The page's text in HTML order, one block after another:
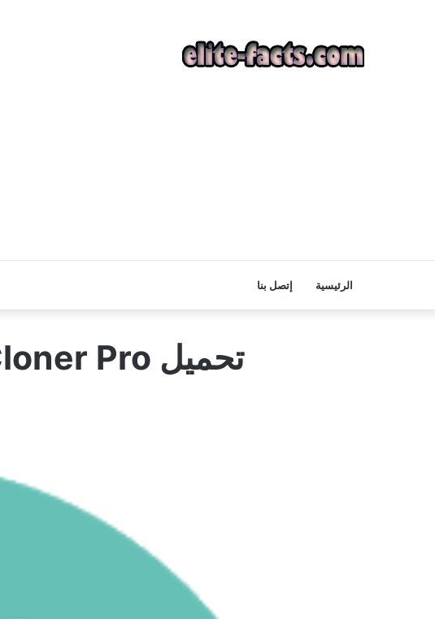
الرئيسية إتصل بنا
تحميل App Cloner Pro المدفوع مهكر مجانا 2026